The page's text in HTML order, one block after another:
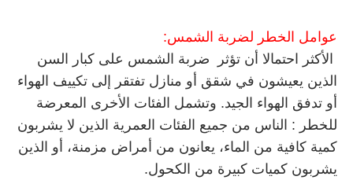
عوامل الخطر لضربة الشمس:
الأكثر احتمالا أن تؤثر ضربة الشمس على كبار السن
الذين يعيشون في شقق أو منازل تفتقر إلى تكييف الهواء
أو تدفق الهواء الجيد. وتشمل الفئات الأخرى المعرضة
للخطر : الناس من جميع الفئات العمرية الذين لا يشربون
كمية كافية من الماء، يعانون من أمراض مزمنة، أو الذين
يشربون كميات كبيرة من الكحول.